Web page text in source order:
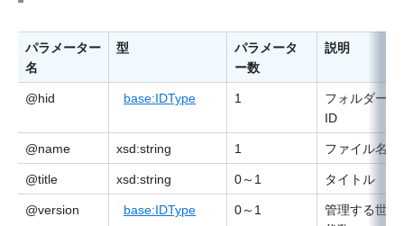
パラメーター
名
型
パラメータ
ー数
説明
@hid base:IDType 1
フォルダー
ID
@name xsd:string 1 ファイル名
@title xsd:string 0～1 タイトル
@version base:IDType 0～1
管理する世